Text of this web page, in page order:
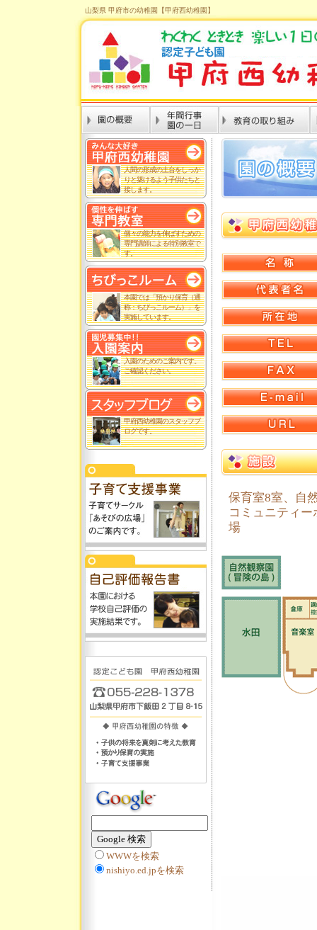
山梨県 甲府市の幼稚園【甲府西幼稚園】
保育室8室、自
コミュニティ
場
人間の形成の土台をしっか
りと築けるよう子供たちと
接します。
個々の能力を伸ばすための
専門講師による特別教室で
す。
本園では「預かり保育（通
称：ちびっこルーム）」を
実施しています。
入園のためのご案内です。
ご確認ください。
甲府西幼稚園のスタッフブ
ログです。
WWWを検索
nishiyo.ed.jpを検索